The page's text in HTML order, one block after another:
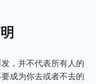
，并不代表所有人的
成为你去或者不去的